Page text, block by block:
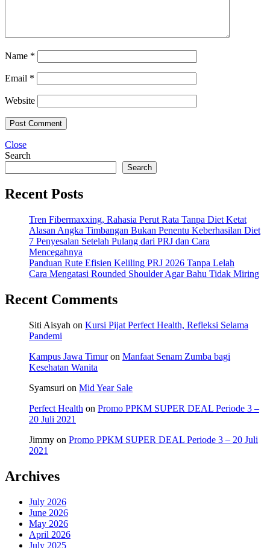
Name *
Email *
Website
Close
Search
Search
Recent Posts
Tren Fibermaxxing, Rahasia Perut Rata Tanpa Diet Ketat
Alasan Angka Timbangan Bukan Penentu Keberhasilan Diet
7 Penyesalan Setelah Pulang dari PRJ dan Cara
Mencegahnya
Panduan Rute Efisien Keliling PRJ 2026 Tanpa Lelah
Cara Mengatasi Rounded Shoulder Agar Bahu Tidak Miring
Recent Comments
Siti Aisyah on Kursi Pijat Perfect Health, Refleksi Selama
Pandemi
Kampus Jawa Timuron Manfaat Senam Zumba bagi
Kesehatan Wanita
Syamsuri on Mid Year Sale
Perfect Health on Promo PPKM SUPER DEAL Periode 3 –
20 Juli 2021
Jimmy on Promo PPKM SUPER DEAL Periode 3 – 20 Juli
2021
Archives
July 2026
June 2026
May 2026
April 2026
July 2025